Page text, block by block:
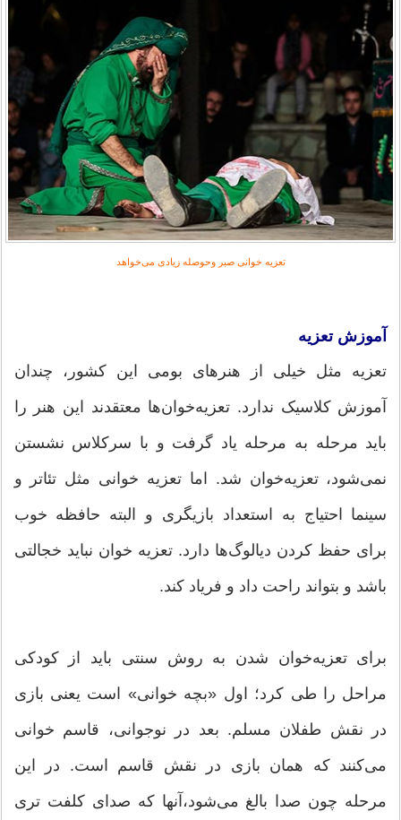
تعزیه خوانی صبر وحوصله زیادی می‌خواهد
آموزش تعزیه
تعزیه مثل خیلی از هنرهای بومی این کشور، چندان
آموزش کلاسیک ندارد. تعزیه‌خوان‌ها معتقدند این هنر را
باید مرحله به مرحله یاد گرفت و با سرکلاس نشستن
نمی‌شود، تعزیه‌خوان شد. اما تعزیه خوانی مثل تئاتر و
سینما احتیاج به استعداد بازیگری و البته حافظه خوب
برای حفظ کردن دیالوگ‌ها دارد. تعزیه خوان نباید خجالتی
باشد و بتواند راحت داد و فریاد کند.
برای تعزیه‌خوان شدن به روش سنتی باید از کودکی
مراحل را طی کرد؛ اول «بچه خوانی» است یعنی بازی
در نقش طفلان مسلم. بعد در نوجوانی، قاسم خوانی
می‌کنند که همان بازی در نقش قاسم است. در این
مرحله چون صدا بالغ می‌شود،آنها که صدای کلفت تری